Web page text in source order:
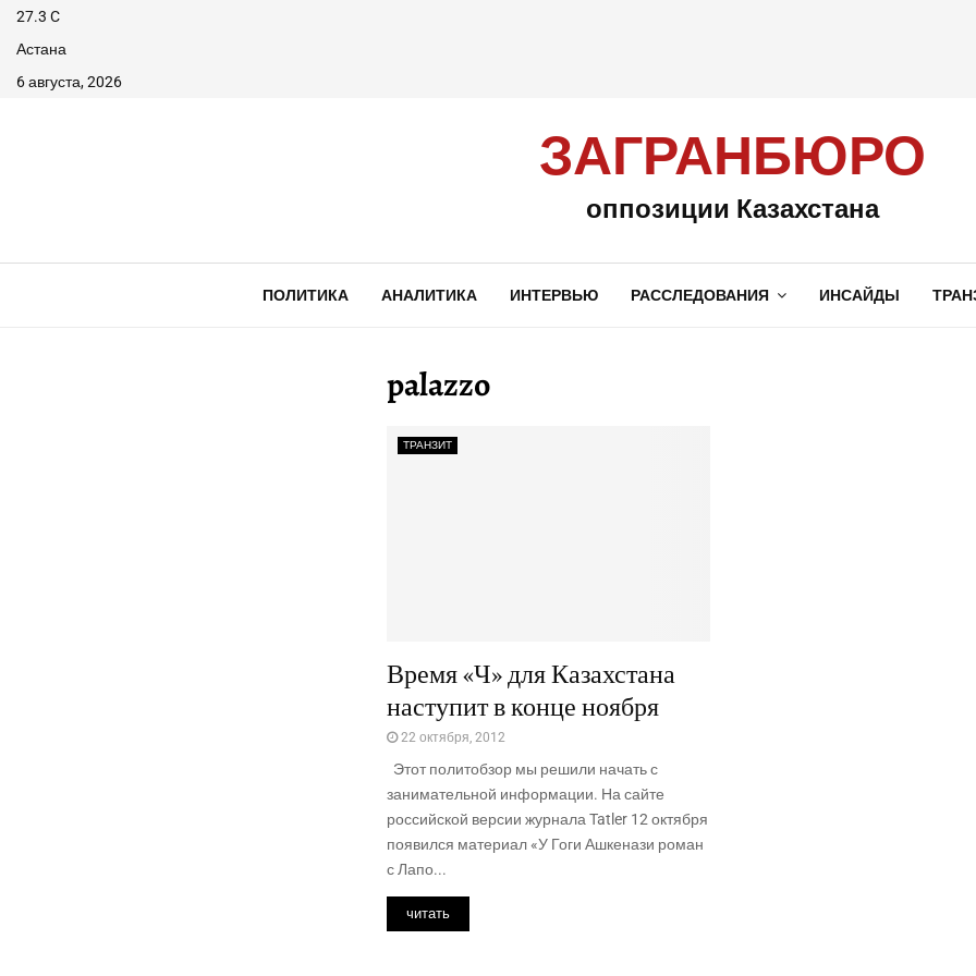
27.3 C
Астана
6 августа, 2026
ЗАГРАНБЮРО
оппозиции Казахстана
ПОЛИТИКА АНАЛИТИКА ИНТЕРВЬЮ РАССЛЕДОВАНИЯ ИНСАЙДЫ
palazzo
ТРАНЗИТ
Время «Ч» для Казахстана
наступит в конце ноября
22 октября, 2012
Этот политобзор мы решили начать с
занимательной информации. На сайте
российской версии журнала Tatler 12 октября
появился материал «У Гоги Ашкенази роман
с Лапо...
читать